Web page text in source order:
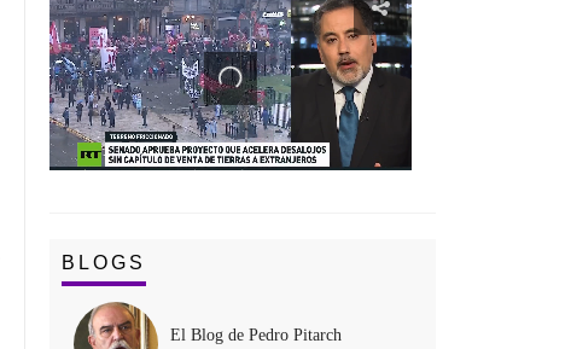
BLOGS
El Blog de Pedro Pitarch